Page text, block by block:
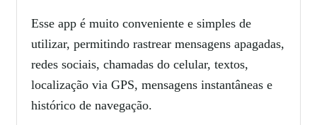
Esse app é muito conveniente e simples de
utilizar, permitindo rastrear mensagens apagadas,
redes sociais, chamadas do celular, textos,
localização via GPS, mensagens instantâneas e
histórico de navegação.